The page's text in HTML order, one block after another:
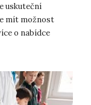
uskuteční
mít možnost
o nabídce